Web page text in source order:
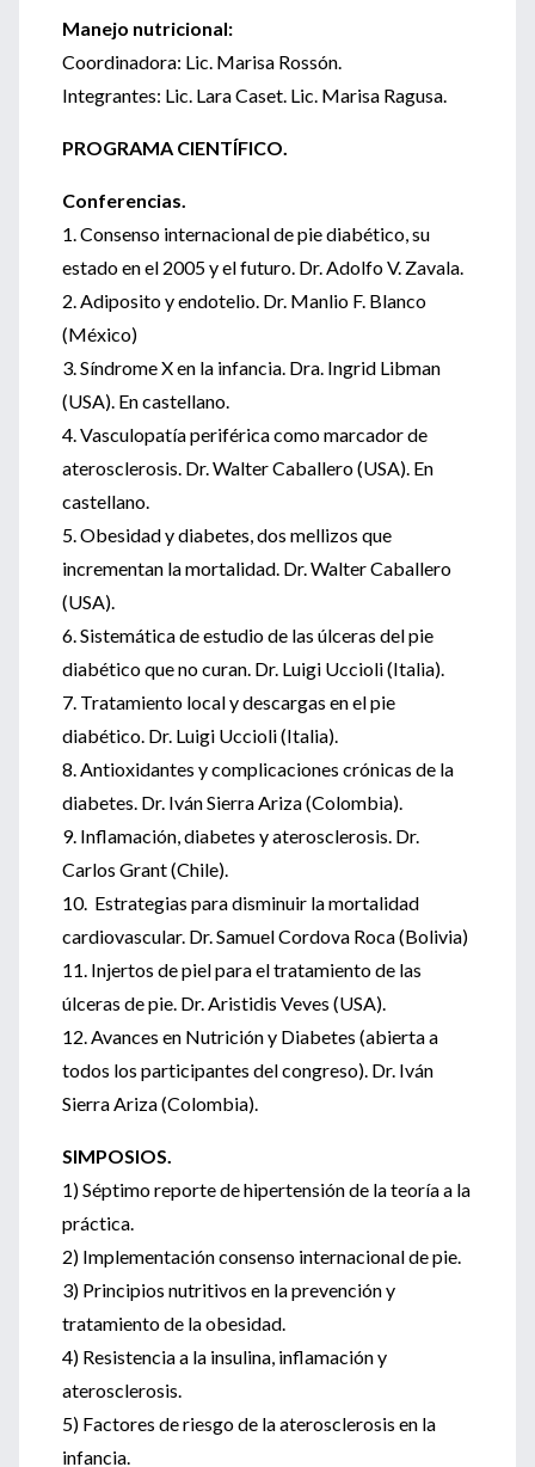
Manejo nutricional:
Coordinadora: Lic. Marisa Rossón.
Integrantes: Lic. Lara Caset. Lic. Marisa Ragusa.
PROGRAMA CIENTÍFICO.
Conferencias.
1. Consenso internacional de pie diabético, su
estado en el 2005 y el futuro. Dr. Adolfo V. Zavala.
2. Adiposito y endotelio. Dr. Manlio F. Blanco
(México)
3. Síndrome X en la infancia. Dra. Ingrid Libman
(USA). En castellano.
4. Vasculopatía periférica como marcador de
aterosclerosis. Dr. Walter Caballero (USA). En
castellano.
5. Obesidad y diabetes, dos mellizos que
incrementan la mortalidad. Dr. Walter Caballero
(USA).
6. Sistemática de estudio de las úlceras del pie
diabético que no curan. Dr. Luigi Uccioli (Italia).
7. Tratamiento local y descargas en el pie
diabético. Dr. Luigi Uccioli (Italia).
8. Antioxidantes y complicaciones crónicas de la
diabetes. Dr. Iván Sierra Ariza (Colombia).
9. Inflamación, diabetes y aterosclerosis. Dr.
Carlos Grant (Chile).
10. Estrategias para disminuir la mortalidad
cardiovascular. Dr. Samuel Cordova Roca (Bolivia)
11. Injertos de piel para el tratamiento de las
úlceras de pie. Dr. Aristidis Veves (USA).
12. Avances en Nutrición y Diabetes (abierta a
todos los participantes del congreso). Dr. Iván
Sierra Ariza (Colombia).
SIMPOSIOS.
1) Séptimo reporte de hipertensión de la teoría a la
práctica.
2) Implementación consenso internacional de pie.
3) Principios nutritivos en la prevención y
tratamiento de la obesidad.
4) Resistencia a la insulina, inflamación y
aterosclerosis.
5) Factores de riesgo de la aterosclerosis en la
infancia.